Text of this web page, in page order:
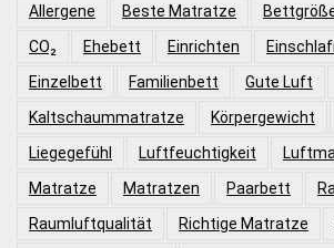
Allergene Beste Matratze
CO₂
Ehebett Einrichten
Einzelbett
Familienbett Gute Luft
Kaltschaummatratze
Körpergewicht
Liegegefühl
Luftfeuchtigkeit
Matratze
Matratzen Paarbett
Raumluftqualität
Richtige Matratze